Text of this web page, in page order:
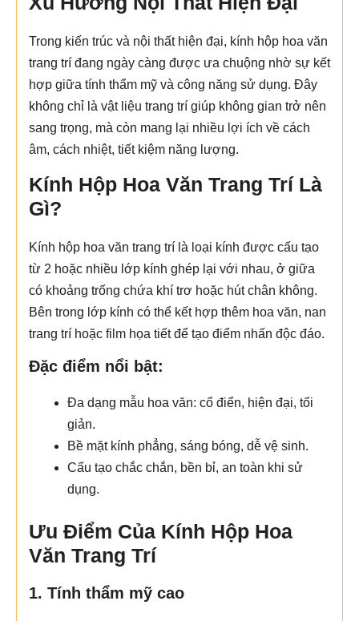
Trong kiến trúc và nội thất hiện đại, kính hộp hoa văn
trang trí đang ngày càng được ưa chuộng nhờ sự kết
hợp giữa tính thẩm mỹ và công năng sử dụng. Đây
không chỉ là vật liệu trang trí giúp không gian trở nên
sang trọng, mà còn mang lại nhiều lợi ích về cách
âm, cách nhiệt, tiết kiệm năng lượng.
Kính Hộp Hoa Văn Trang Trí Là
Gì?
Kính hộp hoa văn trang trí là loại kính được cấu tạo
từ 2 hoặc nhiều lớp kính ghép lại với nhau, ở giữa
có khoảng trống chứa khí trơ hoặc hút chân không.
Bên trong lớp kính có thể kết hợp thêm hoa văn, nan
trang trí hoặc film họa tiết để tạo điểm nhấn độc đáo.
Đặc điểm nổi bật:
Đa dạng mẫu hoa văn: cổ điển, hiện đại, tối
giản.
Bề mặt kính phẳng, sáng bóng, dễ vệ sinh.
Cấu tạo chắc chắn, bền bỉ, an toàn khi sử
dụng.
Ưu Điểm Của Kính Hộp Hoa
Văn Trang Trí
1. Tính thẩm mỹ cao